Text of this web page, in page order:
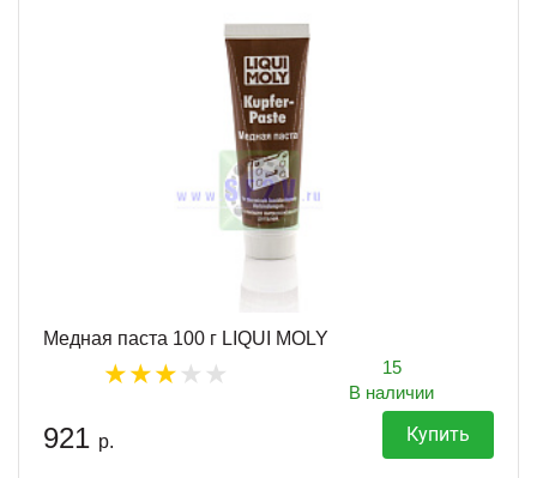
Медная паста 100 г LIQUI MOLY
15
В наличии
921 р. Купить